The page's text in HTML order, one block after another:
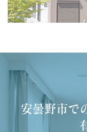
安曇野市で